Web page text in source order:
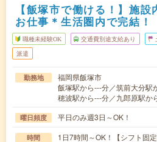
【飯塚市で働ける！】施
お仕事＊生活圏内で完結！
職種未経験OK 交通費別途支給あり
派遣
勤務地
福岡県飯塚市
飯塚駅から---分／筑前大分駅
穂波駅から---分／九郎原駅か
曜日頻度 平日のみ週3日～OK！
時間 1日7時間～OK！【シフト固